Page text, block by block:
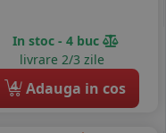
In stoc - 4 buc
livrare 2/3 zile
4 Adauga in cos